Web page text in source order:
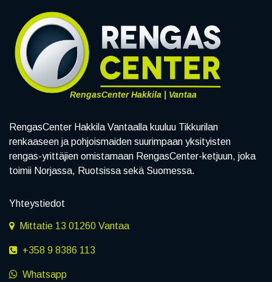
RengasCenter Hakkila | Vantaa
RengasCenter Hakkila Vantaalla kuuluu Tikkurilan
renkaaseen ja pohjoismaiden suurimpaan yksityisten
rengas-yrittäjien omistamaan RengasCenter-ketjuun, joka
toimii Norjassa, Ruotsissa sekä Suomessa.
Yhteystiedot
Mittatie 13 01260 Vantaa
+358 9 8386 113
Whatsapp